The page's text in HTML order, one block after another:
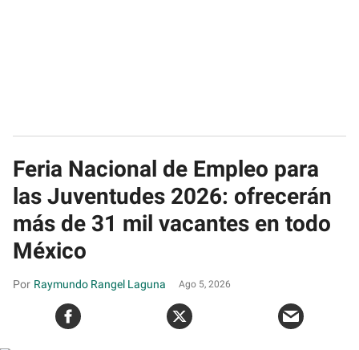
Feria Nacional de Empleo para
las Juventudes 2026: ofrecerán
más de 31 mil vacantes en todo
México
Raymundo Rangel Laguna Ago 5, 2026